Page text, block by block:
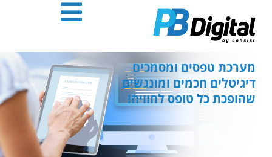
אנטר
מערכת טפסים ומסמכים
דיגיטלים חכמים ומונגשים
שהופכת כל טופס לחוויה!